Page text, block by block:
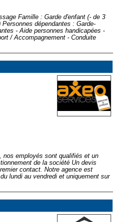
Famille : Garde d'enfant (- de 3
dépendantes : Garde-
- Aide personnes handicapées -
/ Accompagnement - Conduite
employés sont qualifiés et un
de la société Un devis
contact. Notre agence est
lundi au vendredi et uniquement sur